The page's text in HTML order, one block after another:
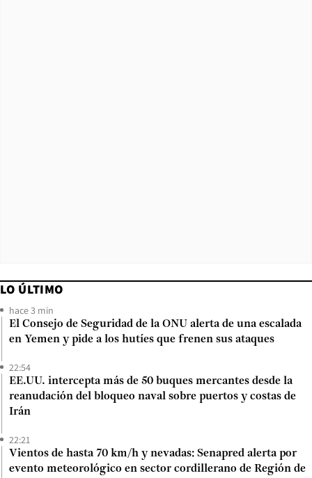
LO ÚLTIMO
hace 3 min
El Consejo de Seguridad de la ONU alerta de una escalada
en Yemen y pide a los hutíes que frenen sus ataques
22:54
EE.UU. intercepta más de 50 buques mercantes desde la
reanudación del bloqueo naval sobre puertos y costas de
Irán
22:21
Vientos de hasta 70 km/h y nevadas: Senapred alerta por
evento meteorológico en sector cordillerano de Región de